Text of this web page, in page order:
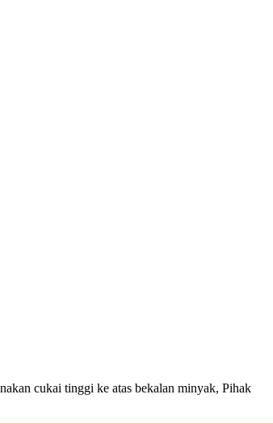
cukai tinggi ke atas bekalan minyak, Pihak